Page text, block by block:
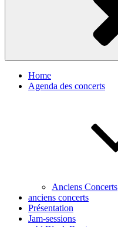
Home
Agenda des concerts
Anciens Concerts
anciens concerts
Présentation
Jam-sessions